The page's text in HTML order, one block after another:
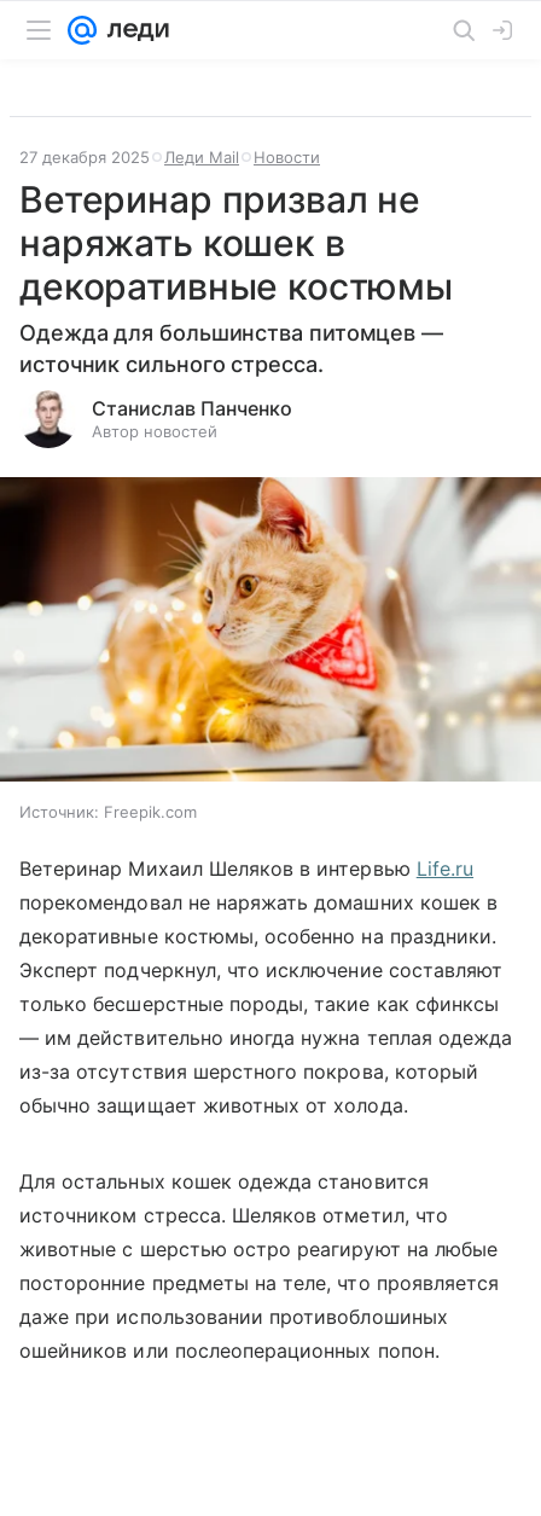
27 декабря 2025 Леди Mail Новости
Ветеринар призвал не
наряжать кошек в
декоративные костюмы
Одежда для большинства питомцев —
источник сильного стресса.
Станислав Панченко
Автор новостей
Источник: Freepik.com
Ветеринар Михаил Шеляков в интервью Life.ru
порекомендовал не наряжать домашних кошек в
декоративные костюмы, особенно на праздники.
Эксперт подчеркнул, что исключение составляют
только бесшерстные породы, такие как сфинксы
— им действительно иногда нужна теплая одежда
из-за отсутствия шерстного покрова, который
обычно защищает животных от холода.
Для остальных кошек одежда становится
источником стресса. Шеляков отметил, что
животные с шерстью остро реагируют на любые
посторонние предметы на теле, что проявляется
даже при использовании противоблошиных
ошейников или послеоперационных попон.